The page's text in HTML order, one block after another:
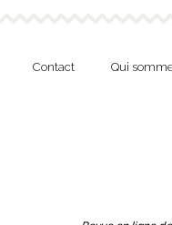
Contact Qui